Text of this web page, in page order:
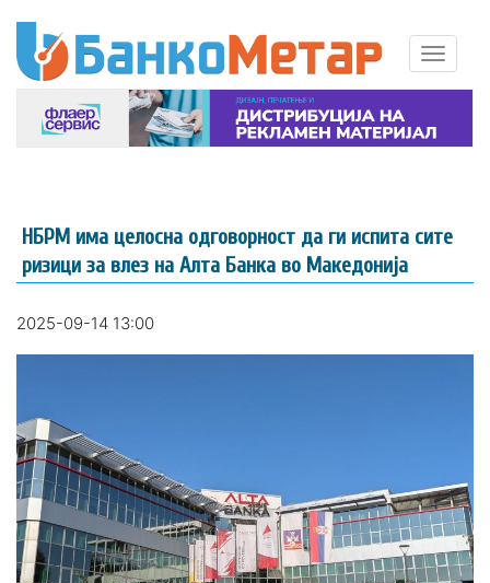
НБРМ има целосна одговорност да ги испита сите
ризици за влез на Алта Банка во Македонија
2025-09-14 13:00